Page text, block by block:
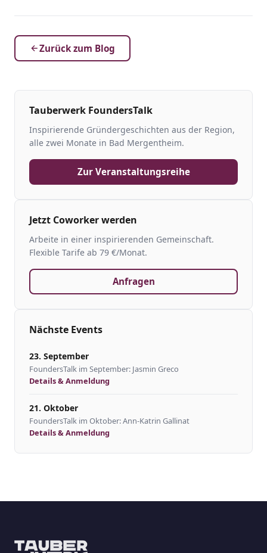
Zurück zum Blog
Tauberwerk FoundersTalk
Inspirierende Gründergeschichten aus der Region,
alle zwei Monate in Bad Mergentheim.
Zur Veranstaltungsreihe
Jetzt Coworker werden
Arbeite in einer inspirierenden Gemeinschaft.
Flexible Tarife ab 79 €/Monat.
Anfragen
Nächste Events
23. September
FoundersTalk im September: Jasmin Greco
Details & Anmeldung
21. Oktober
FoundersTalk im Oktober: Ann-Katrin Gallinat
Details & Anmeldung